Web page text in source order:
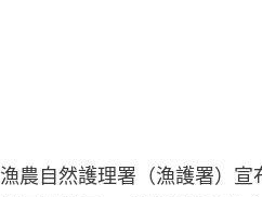
漁農自然護理署（漁護署）